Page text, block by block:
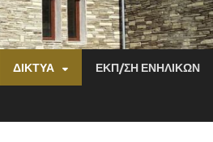
ΔΊΚΤΥΑ ΕΚΠ/ΣΗ ΕΝΗΛΊΚΩΝ